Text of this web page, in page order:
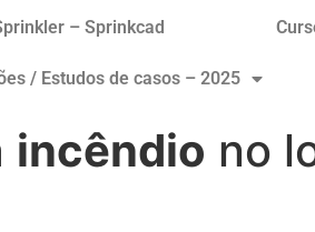
– Sprinkcad
/ Estudos de casos – 2025
incêndio no